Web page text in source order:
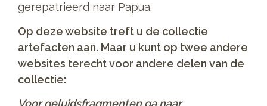
gerepatrieerd naar Papua.
Op deze website treft u de collectie
artefacten aan. Maar u kunt op twee andere
websites terecht voor andere delen van de
collectie: